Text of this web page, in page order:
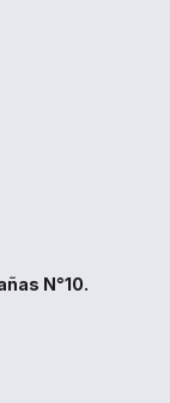
N°10.